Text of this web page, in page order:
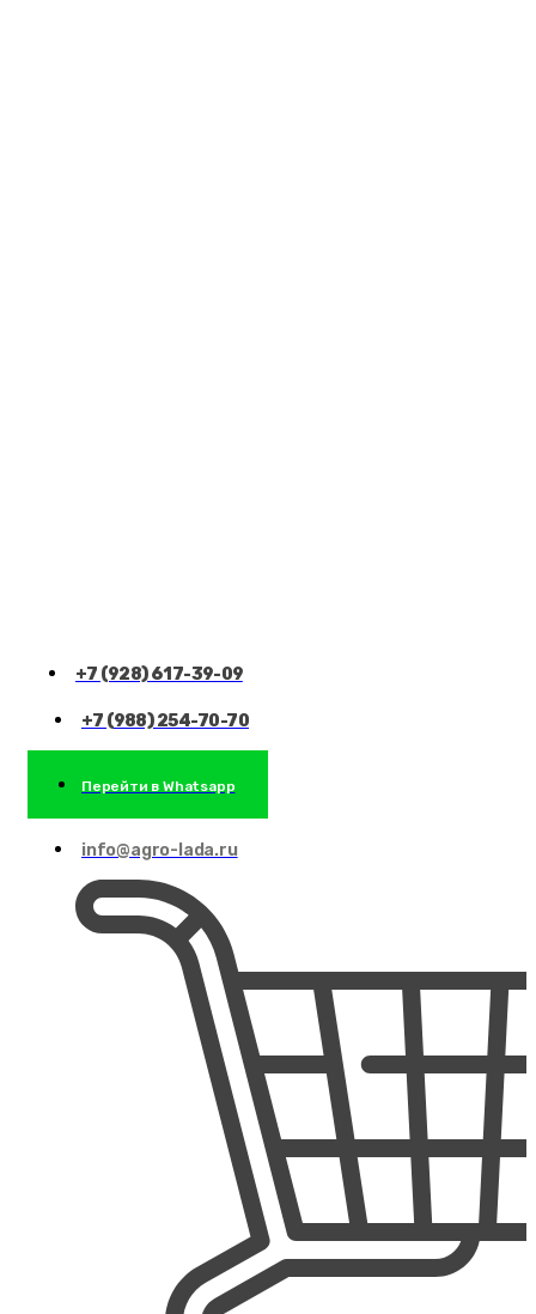
+7 (928) 617-39-09
+7 (988) 254-70-70
Перейти в Whatsapp
info@agro-lada.ru